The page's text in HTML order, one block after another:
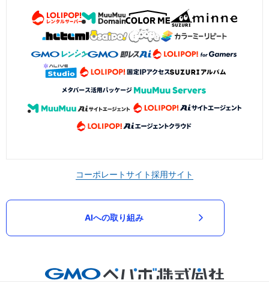
コーポレートサイト採用サイト
AIへの取り組み